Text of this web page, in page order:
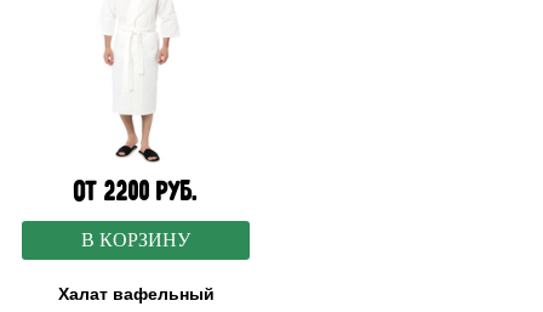
от 2200 руб.
В КОРЗИНУ
Халат вафельный